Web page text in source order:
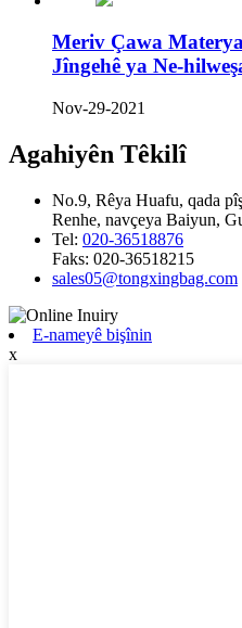
Meriv Çawa
Jîngehê ya Ne-
Nov-29-2021
Agahiyên Têkilî
No.9, Rêya Huafu, qada
Renhe, navçeya Baiyun,
Tel: 020-36518876
Faks: 020-36518215
sales05@tongxingbag.com
E-nameyê bişînin
x